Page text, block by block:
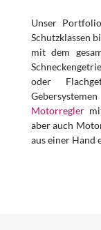
Unser
Schutzklassen
mit dem
oder
Motorregler
aber auch
aus einer Hand